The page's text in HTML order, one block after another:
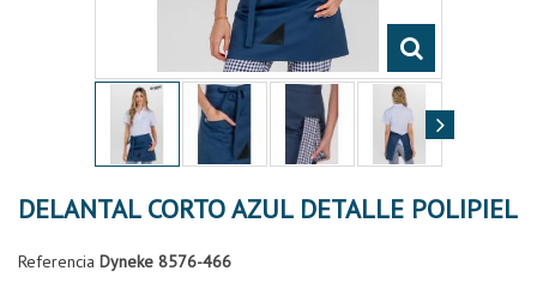
DELANTAL CORTO AZUL DETALLE POLIPIEL
Referencia Dyneke 8576-466